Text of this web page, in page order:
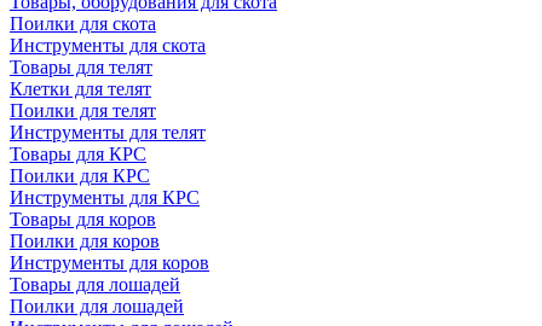
Поилки для скота
Инструменты для скота
Товары для телят
Клетки для телят
Поилки для телят
Инструменты для телят
Товары для КРС
Поилки для КРС
Инструменты для КРС
Товары для коров
Поилки для коров
Инструменты для коров
Товары для лошадей
Поилки для лошадей